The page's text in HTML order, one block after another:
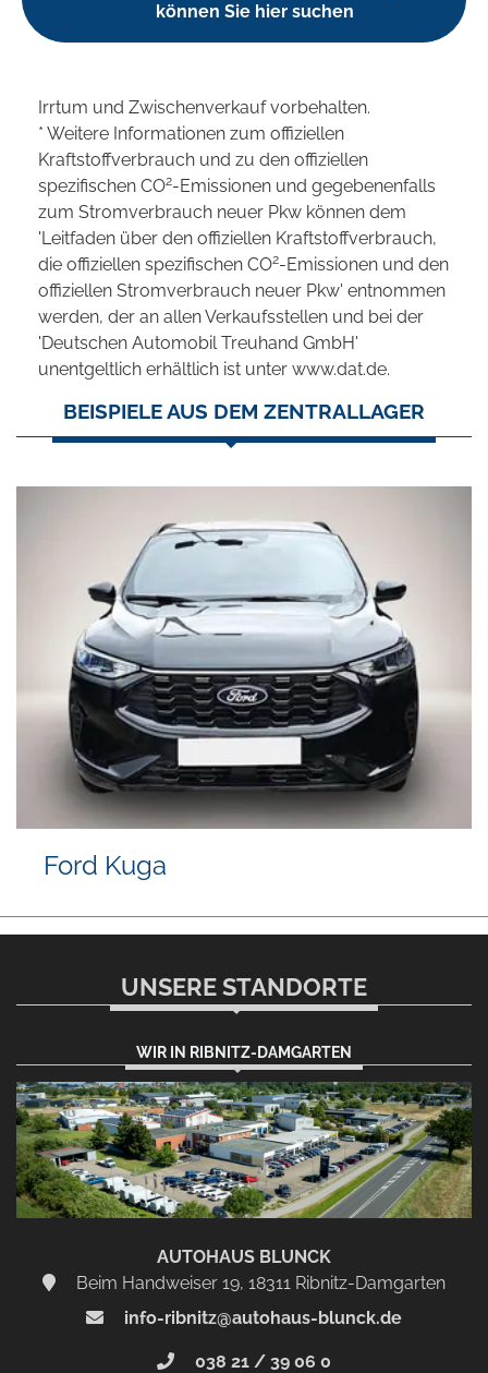
können Sie hier suchen
Irrtum und Zwischenverkauf vorbehalten.
* Weitere Informationen zum offiziellen
Kraftstoffverbrauch und zu den offiziellen
spezifischen CO2-Emissionen und gegebenenfalls
zum Stromverbrauch neuer Pkw können dem
'Leitfaden über den offiziellen Kraftstoffverbrauch,
die offiziellen spezifischen CO2-Emissionen und den
offiziellen Stromverbrauch neuer Pkw' entnommen
werden, der an allen Verkaufsstellen und bei der
'Deutschen Automobil Treuhand GmbH'
unentgeltlich erhältlich ist unter www.dat.de.
BEISPIELE AUS DEM ZENTRALLAGER
Ford Kuga
UNSERE STANDORTE
WIR IN RIBNITZ-DAMGARTEN
AUTOHAUS BLUNCK
Beim Handweiser 19, 18311 Ribnitz-Damgarten
info-ribnitz@autohaus-blunck.de
038 21 / 39 06 0